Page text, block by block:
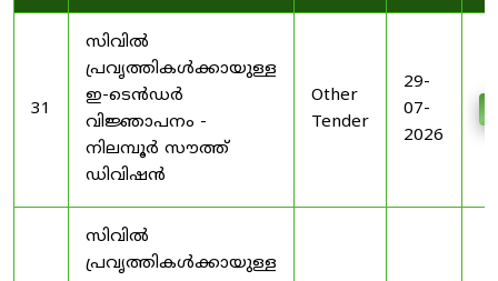
31
സിവിൽ
പ്രവൃത്തികൾക്കായുള്ള
ഇ-ടെൻഡർ
വിജ്ഞാപനം -
നിലമ്പൂർ സൗത്ത്
ഡിവിഷൻ
Other
Tender
29-
07-
2026
സിവിൽ
പ്രവൃത്തികൾക്കായുള്ള